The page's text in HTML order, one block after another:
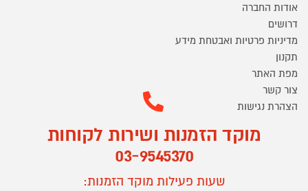
אודות החברה
דרושים
מדיניות פרטיות ואבטחת מידע
תקנון
מפת האתר
צור קשר
הצהרת נגישות
מוקד הזמנות ושירות לקוחות
03-9545370
שעות פעילות מוקד הזמנות: